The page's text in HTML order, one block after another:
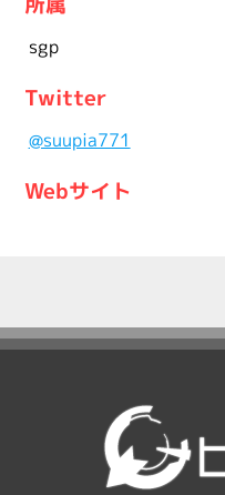
sgp
Twitter
@suupia771
Webサイト